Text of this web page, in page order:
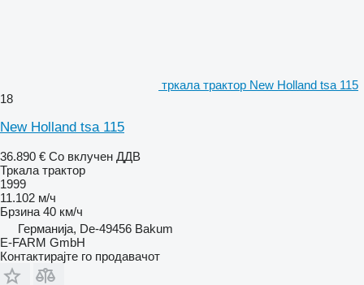
тркала трактор New Holland tsa 115
18
New Holland tsa 115
36.890 € Со вклучен ДДВ
Тркала трактор
1999
11.102 м/ч
Брзина 40 км/ч
Германија, De-49456 Bakum
E-FARM GmbH
Контактирајте го продавачот